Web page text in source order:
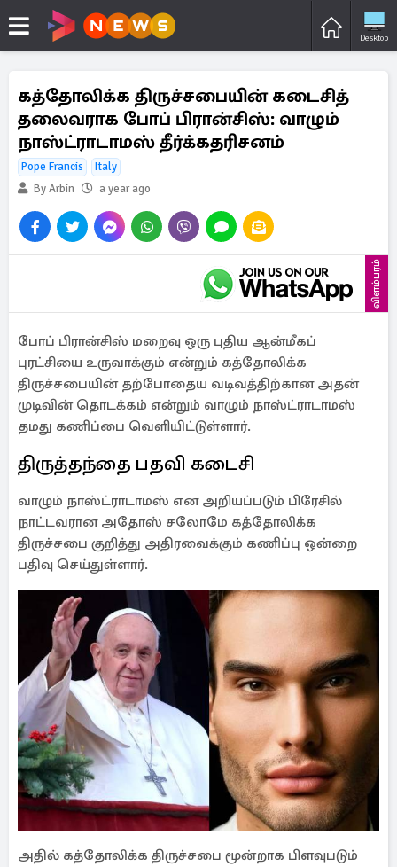
Desktop
கத்தோலிக்க திருச்சபையின் கடைசித்
தலைவராக போப் பிரான்சிஸ்: வாழும்
நாஸ்ட்ராடாமஸ் தீர்க்கதரிசனம்
Pope Francis
Italy
By Arbin
a year ago
விளம்பரம்
போப் பிரான்சிஸ் மறைவு ஒரு புதிய ஆன்மீகப்
புரட்சியை உருவாக்கும் என்றும் கத்தோலிக்க
திருச்சபையின் தற்போதைய வடிவத்திற்கான அதன்
முடிவின் தொடக்கம் என்றும் வாழும் நாஸ்ட்ராடாமஸ்
தமது கணிப்பை வெளியிட்டுள்ளார்.
திருத்தந்தை பதவி கடைசி
வாழும் நாஸ்ட்ராடாமஸ் என அறியப்படும் பிரேசில்
நாட்டவரான அதோஸ் சலோமே கத்தோலிக்க
திருச்சபை குறித்து அதிரவைக்கும் கணிப்பு ஒன்றை
பதிவு செய்துள்ளார்.
அதில் கத்தோலிக்க திருச்சபை மூன்றாக பிளவுபடும்